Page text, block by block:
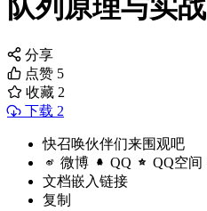
队列原理与实战
分享
点赞 5
收藏 2
下载 2
快召唤伙伴们来围观吧
微博 QQ QQ空间
文档嵌入链接
复制